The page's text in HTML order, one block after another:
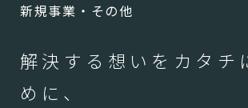
新規事業・その他
解決する想いをカタチ
めに、